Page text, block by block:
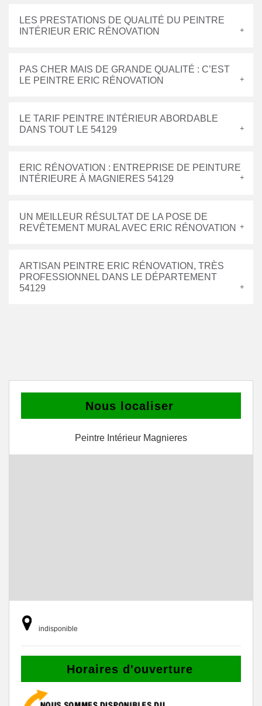
LES PRESTATIONS DE QUALITÉ DU PEINTRE
INTÉRIEUR ERIC RÉNOVATION
PAS CHER MAIS DE GRANDE QUALITÉ : C’EST
LE PEINTRE ERIC RÉNOVATION
LE TARIF PEINTRE INTÉRIEUR ABORDABLE
DANS TOUT LE 54129
ERIC RÉNOVATION : ENTREPRISE DE PEINTURE
INTÉRIEURE À MAGNIERES 54129
UN MEILLEUR RÉSULTAT DE LA POSE DE
REVÊTEMENT MURAL AVEC ERIC RÉNOVATION
ARTISAN PEINTRE ERIC RÉNOVATION, TRÈS
PROFESSIONNEL DANS LE DÉPARTEMENT
54129
Nous localiser
Peintre Intérieur Magnieres
indisponible
Horaires d'ouverture